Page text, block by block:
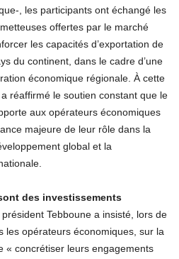
, les participants ont échangé les
offertes par le marché
les capacités d’exportation de
du continent, dans le cadre d’une
économique régionale. À cette
réaffirmé le soutien constant que le
aux opérateurs économiques
majeure de leur rôle dans la
global et la
des investissements
Tebboune a insisté, lors de
les opérateurs économiques, sur la
« concrétiser leurs engagements